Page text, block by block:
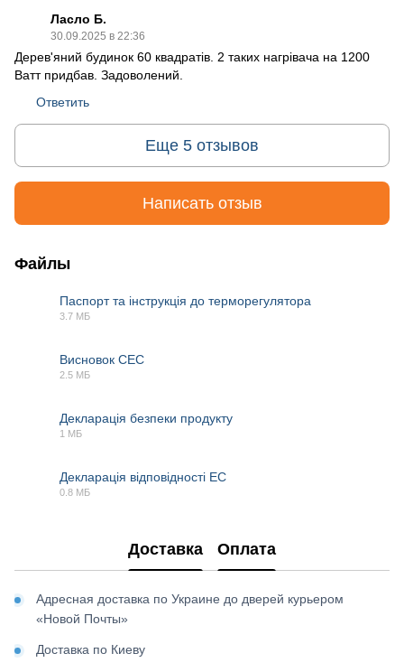
Ласло Б.
30.09.2025 в 22:36
Дерев'яний будинок 60 квадратів. 2 таких нагрівача на 1200
Ватт придбав. Задоволений.
Ответить
Еще 5 отзывов
Написать отзыв
Файлы
Паспорт та інструкція до терморегулятора
3.7 МБ
Висновок СЕС
2.5 МБ
Декларація безпеки продукту
1 МБ
Декларація відповідності EC
0.8 МБ
Доставка Оплата
Адресная доставка по Украине до дверей курьером
«Новой Почты»
Доставка по Киеву